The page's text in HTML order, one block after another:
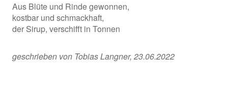
Aus Blüte und Rinde gewonnen,
kostbar und schmackhaft,
der Sirup, verschifft in Tonnen
geschrieben von Tobias Langner, 23.06.2022